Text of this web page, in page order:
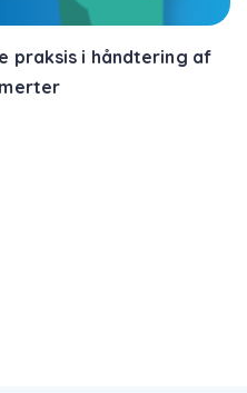
praksis i håndtering af